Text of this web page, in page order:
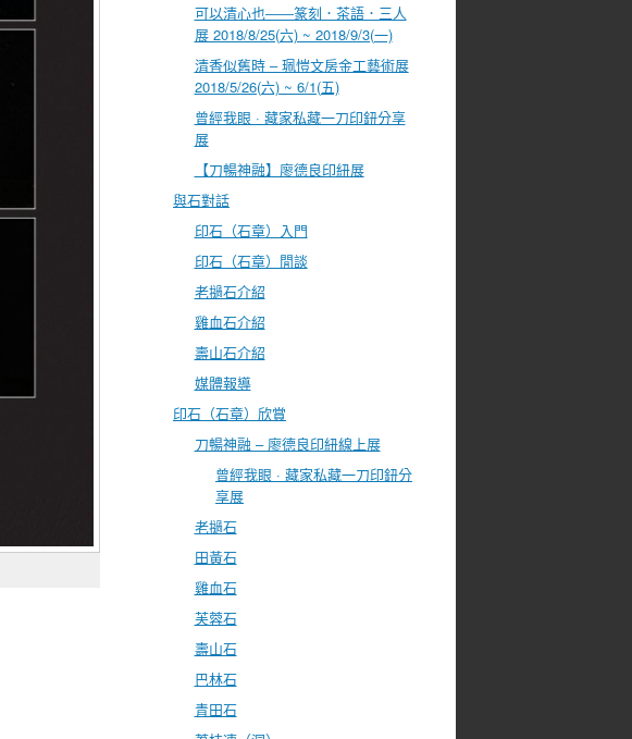
可以清心也――篆刻．茶語．三人
展 2018/8/25(六) ~ 2018/9/3(一)
清香似舊時 – 珮愷文房金工藝術展
2018/5/26(六) ~ 6/1(五)
曾經我眼 · 藏家私藏一刀印鈕分享
展
【刀暢神融】廖德良印紐展
與石對話
印石（石章）入門
印石（石章）閒談
老撾石介紹
雞血石介紹
壽山石介紹
媒體報導
印石（石章）欣賞
刀暢神融 – 廖德良印紐線上展
曾經我眼 · 藏家私藏一刀印鈕分
享展
老撾石
田黃石
雞血石
芙蓉石
壽山石
巴林石
青田石